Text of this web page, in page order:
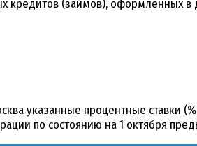
кредитов (займов), оформленных
указанные процентные ставки
по состоянию на 1 октября